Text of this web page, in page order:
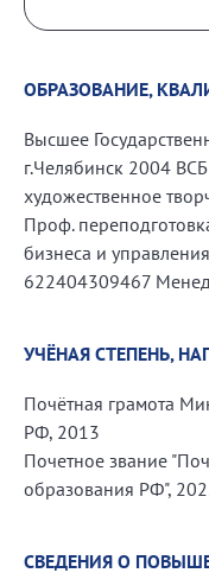
ОБРАЗОВАНИЕ,
Высшее
г.Челябинск 2004
художественное
Проф.
бизнеса и
622404309467
УЧЁНАЯ СТЕПЕНЬ,
Почётная грамота
РФ, 2013
Почетное звание
образования РФ",
СВЕДЕНИЯ О